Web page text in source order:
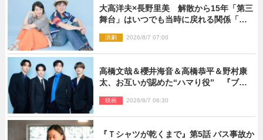
大高洋夫×長野里美 解散から15年「第三
舞台」はいつでも当時に戻れる関係「や
演劇 2026/8/7 07:00
高橋文哉＆櫻井海音＆高橋恭平＆野村康
太、お互いが認めた“ハマり役” 『ブル
映画 2026/8/7 06:30
『Ｔシャツが乾くまで』第5話 バス事故か